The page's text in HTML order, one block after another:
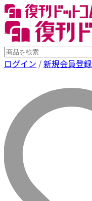
ログイン /新規会員登録